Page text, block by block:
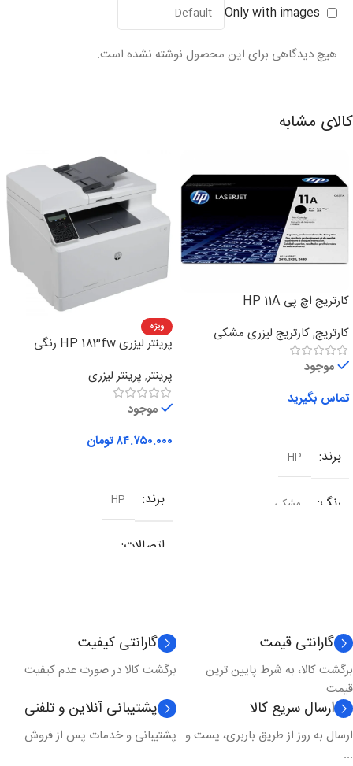
Only with images
هیچ دیدگاهی برای این محصول نوشته نشده است.
کالای مشابه
کارتریج اچ پی HP 11A
کارتریج,کارتریج لیزری مشکی
موجود
تماس بگیرید
برند HP
رنگ مشکی
ویژه
پرینتر لیزری HP 183fw رنگی
پرینتر, پرینتر لیزری
موجود
۸۴.۷۵۰.۰۰۰تومان
برند HP
اتصالات
نوع کارکرد
تکنولوژی چاپ لیزری
مدل چاپ
گارانتی قیمت
برگشت کالا، به شرط پایین ترین
قیمت
گارانتی کیفیت
برگشت کالا در صورت عدم کیفیت
ارسال سریع کالا
ارسال به روز از طریق باربری، پست و
...
پشتیبانی آنلاین و تلفنی
پشتیبانی و خدمات پس از فروش